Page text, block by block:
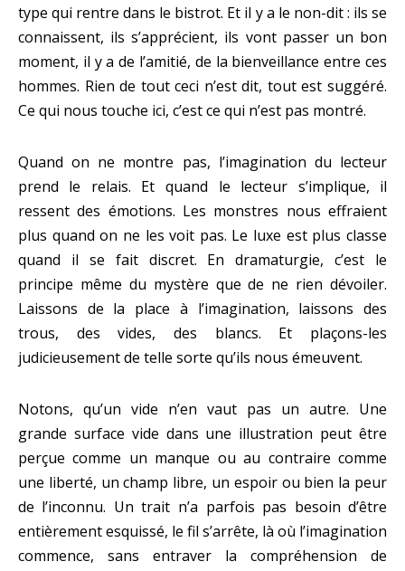
type qui rentre dans le bistrot. Et il y a le non-dit : ils se
connaissent, ils s’apprécient, ils vont passer un bon
moment, il y a de l’amitié, de la bienveillance entre ces
hommes. Rien de tout ceci n’est dit, tout est suggéré.
Ce qui nous touche ici, c’est ce qui n’est pas montré.
Quand on ne montre pas, l’imagination du lecteur
prend le relais. Et quand le lecteur s’implique, il
ressent des émotions. Les monstres nous effraient
plus quand on ne les voit pas. Le luxe est plus classe
quand il se fait discret. En dramaturgie, c’est le
principe même du mystère que de ne rien dévoiler.
Laissons de la place à l’imagination, laissons des
trous, des vides, des blancs. Et plaçons-les
judicieusement de telle sorte qu’ils nous émeuvent.
Notons, qu’un vide n’en vaut pas un autre. Une
grande surface vide dans une illustration peut être
perçue comme un manque ou au contraire comme
une liberté, un champ libre, un espoir ou bien la peur
de l’inconnu. Un trait n’a parfois pas besoin d’être
entièrement esquissé, le fil s’arrête, là où l’imagination
commence, sans entraver la compréhension de